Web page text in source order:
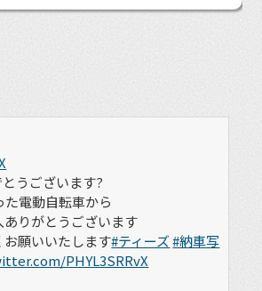
うございます?
電動自転車から
りがとうございます
願いいたします#ティーズ#納車写
PHYL3SRRvX